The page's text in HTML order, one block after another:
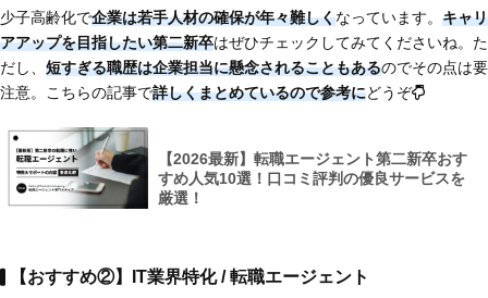
少子高齢化で企業は若手人材の確保が年々難しくなっています。 キャリ
アアップを目指したい第二新卒はぜひチェックしてみてくださいね。た
だし、 短すぎる職歴は企業担当に懸念されることもあるのでその点は要
注意。こちらの記事で詳しくまとめているので参考にどうぞ
【2026最新】転職エージェント第二新卒おす
すめ人気10選！口コミ評判の優良サービスを
厳選！
【おすすめ②】IT業界特化 / 転職エージェント